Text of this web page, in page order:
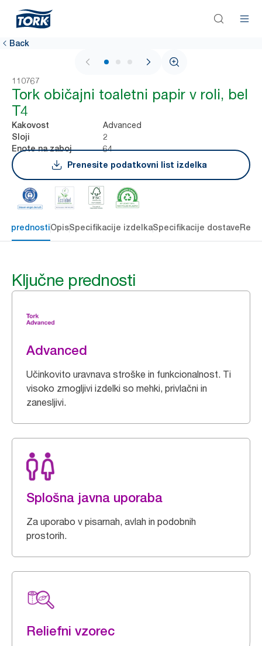
Back
1 / 3
110767
Tork običajni toaletni papir v roli, bel
T4
Kakovost Advanced
Sloji 2
Enote na zaboj
64
Prenesite podatkovni list izdelka
prednostiOpisSpecifikacije izdelkaSpecifikacije dostave
Ključne prednosti
Advanced
Učinkovito uravnava stroške in funkcionalnost. Ti
visoko zmogljivi izdelki so mehki, privlačni in
zanesljivi.
Splošna javna uporaba
Za uporabo v pisarnah, avlah in podobnih
prostorih.
Reliefni vzorec